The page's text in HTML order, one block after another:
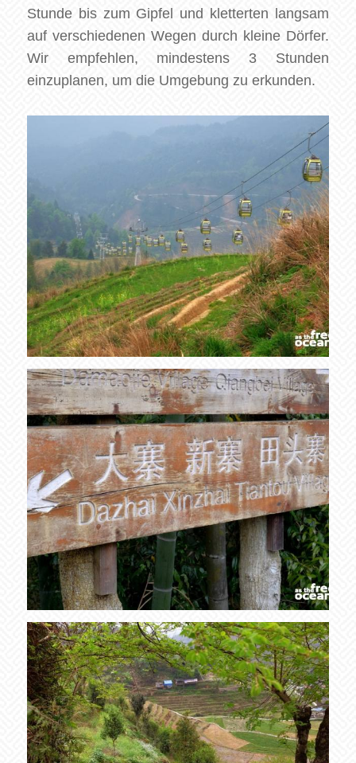
Stunde bis zum Gipfel und kletterten langsam
auf verschiedenen Wegen durch kleine Dörfer.
Wir empfehlen, mindestens 3 Stunden
einzuplanen, um die Umgebung zu erkunden.